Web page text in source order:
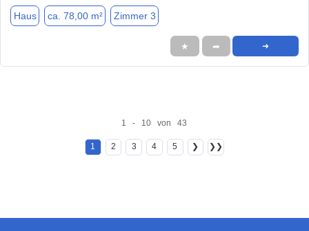
Haus ca. 78,00 m² Zimmer 3
★ ➦ ➜
1 - 10 von 43
1 2 3 4 5 ❯ ❯❯